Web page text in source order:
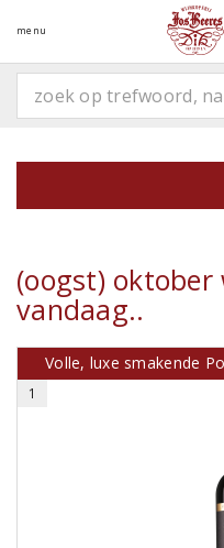
menu
(oogst)
vandaag..
Volle, luxe smakende
1